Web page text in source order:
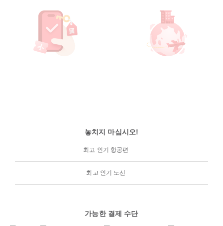
놓치지 마십시오!
최고 인기 항공편
최고 인기 노선
가능한 결제 수단